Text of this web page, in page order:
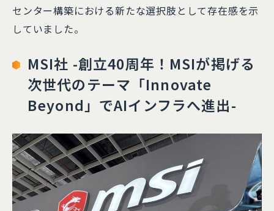
センター構築における新たな選択肢として存在感を示
していました。
MSI社 -創立40周年！MSIが掲げる
次世代のテーマ「Innovate
Beyond」でAIインフラへ進出-